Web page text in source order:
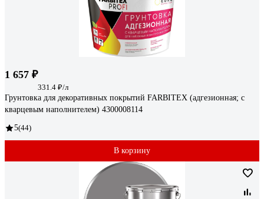
1 657 ₽
331.4 ₽/л
Грунтовка для декоративных покрытий FARBITEX (адгезионная; с
кварцевым наполнителем) 4300008114
5(44)
В корзину